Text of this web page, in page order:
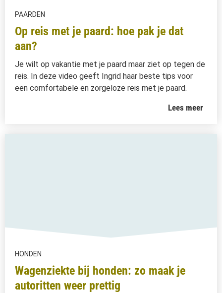
PAARDEN
Op reis met je paard: hoe pak je dat
aan?
Je wilt op vakantie met je paard maar ziet op tegen de
reis. In deze video geeft Ingrid haar beste tips voor
een comfortabele en zorgeloze reis met je paard.
Lees meer
HONDEN
Wagenziekte bij honden: zo maak je
autoritten weer prettig